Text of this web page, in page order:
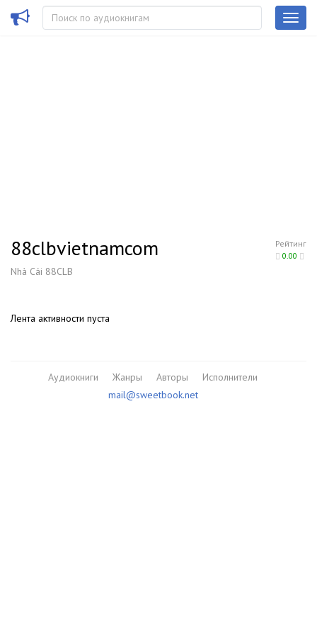
Рейтинг
0.00
88clbvietnamcom
Nhà Cái 88CLB
Лента активности пуста
Аудиокниги Жанры Авторы
Исполнители
mail@sweetbook.net